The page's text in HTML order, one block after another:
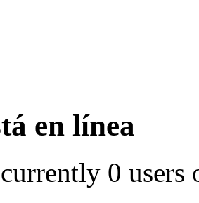
en línea
0 users